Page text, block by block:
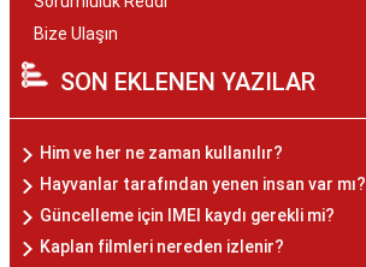
Bize Ulaşın
SON EKLENEN YAZILAR
Him ve her ne zaman kullanılır?
Hayvanlar tarafından yenen insan var mı?
Güncelleme için IMEI kaydı gerekli mi?
Kaplan filmleri nereden izlenir?